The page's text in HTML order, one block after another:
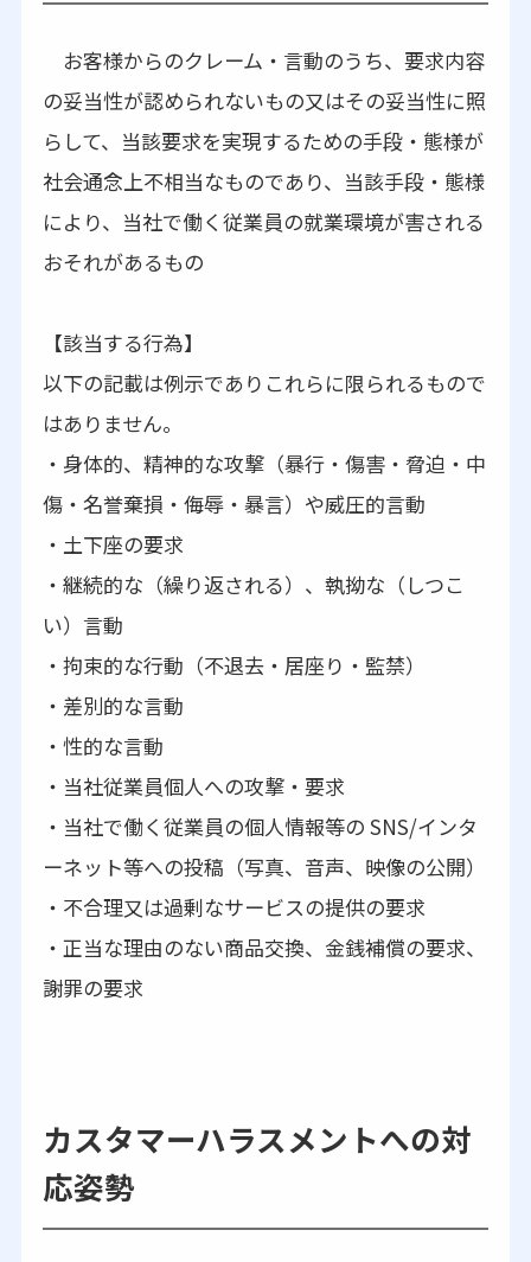
お客様からのクレーム・言動のうち、要求内容
の妥当性が認められないもの又はその妥当性に照
らして、当該要求を実現するための手段・態様が
社会通念上不相当なものであり、当該手段・態様
により、当社で働く従業員の就業環境が害される
おそれがあるもの
【該当する行為】
以下の記載は例示でありこれらに限られるもので
はありません。
・身体的、精神的な攻撃（暴行・傷害・脅迫・中
傷・名誉棄損・侮辱・暴言）や威圧的言動
・土下座の要求
・継続的な（繰り返される）、執拗な（しつこ
い）言動
・拘束的な行動（不退去・居座り・監禁）
・差別的な言動
・性的な言動
・当社従業員個人への攻撃・要求
・当社で働く従業員の個人情報等の SNS/インタ
ーネット等への投稿（写真、音声、映像の公開）
・不合理又は過剰なサービスの提供の要求
・正当な理由のない商品交換、金銭補償の要求、
謝罪の要求
カスタマーハラスメントへの対
応姿勢